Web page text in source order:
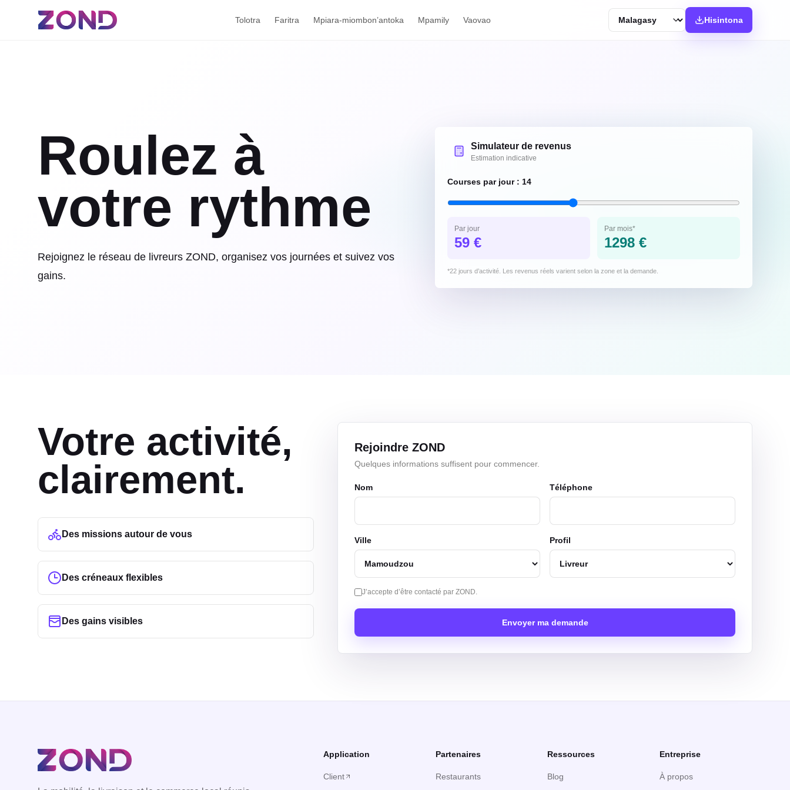
Tolotra Faritra Mpiara-miombon’antoka Mpamily Vaovao
Langue
Hisintona
Roulez à
votre rythme
Rejoignez le réseau de livreurs ZOND, organisez vos journées et suivez vos
gains.
Simulateur de revenus
Estimation indicative
Courses par jour : 14
Par jour
59€
Par mois*
1298€
*22 jours d’activité. Les revenus réels varient selon la zone et la demande.
Votre activité,
clairement.
Des missions autour de vous
Des créneaux flexibles
Des gains visibles
Rejoindre ZOND
Quelques informations suffisent pour commencer.
Nom Téléphone
Ville Profil
J’accepte d’être contacté par ZOND.
Envoyer ma demande
Application
Client
Partenaires
Restaurants
Ressources
Blog
Entreprise
À propos